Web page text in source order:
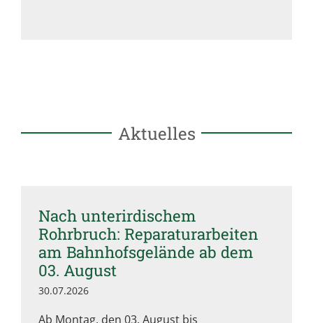
Aktuelles
Nach unterirdischem
Rohrbruch: Reparaturarbeiten
am Bahnhofsgelände ab dem
03. August
30.07.2026
Ab Montag, den 03. August bis